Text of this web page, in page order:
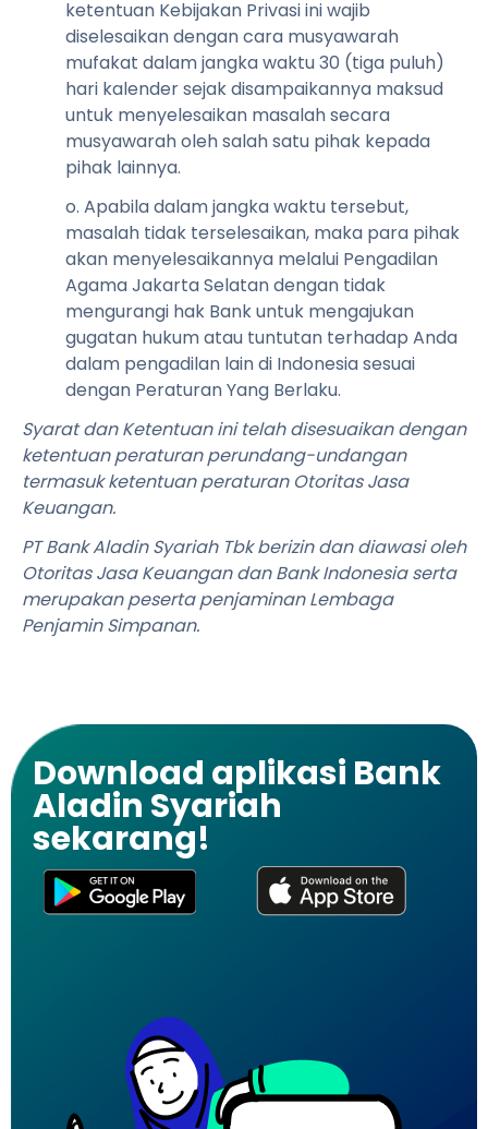
ketentuan Kebijakan Privasi ini wajib
diselesaikan dengan cara musyawarah
mufakat dalam jangka waktu 30 (tiga puluh)
hari kalender sejak disampaikannya maksud
untuk menyelesaikan masalah secara
musyawarah oleh salah satu pihak kepada
pihak lainnya.
o. Apabila dalam jangka waktu tersebut,
masalah tidak terselesaikan, maka para pihak
akan menyelesaikannya melalui Pengadilan
Agama Jakarta Selatan dengan tidak
mengurangi hak Bank untuk mengajukan
gugatan hukum atau tuntutan terhadap Anda
dalam pengadilan lain di Indonesia sesuai
dengan Peraturan Yang Berlaku.
Syarat dan Ketentuan ini telah disesuaikan dengan
ketentuan peraturan perundang-undangan
termasuk ketentuan peraturan Otoritas Jasa
Keuangan.
PT Bank Aladin Syariah Tbk berizin dan diawasi oleh
Otoritas Jasa Keuangan dan Bank Indonesia serta
merupakan peserta penjaminan Lembaga
Penjamin Simpanan.
Download aplikasi Bank
Aladin Syariah
sekarang!